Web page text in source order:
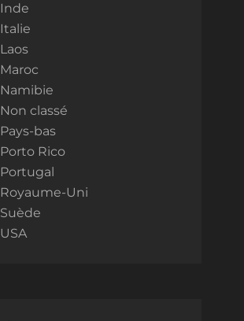
Inde
Italie
Laos
Maroc
Namibie
Non classé
Pays-bas
Porto Rico
Portugal
Royaume-Uni
Suède
USA